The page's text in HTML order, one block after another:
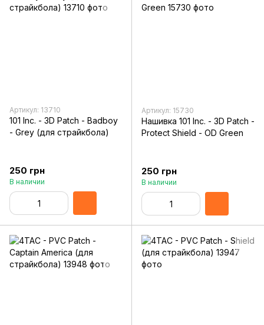
Артикул: 13710
101 Inc. - 3D Patch - Badboy
- Grey (для страйкбола)
250 грн
В наличии
Артикул: 15730
Нашивка 101 Inc. - 3D Patch -
Protect Shield - OD Green
250 грн
В наличии